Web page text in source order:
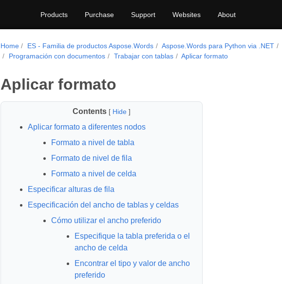
Products Purchase Support Websites About
Home ES - Familia de productos Aspose.Words Aspose.Words para Python via .NET
Programación con documentos
Trabajar con tablas Aplicar formato
Aplicar formato
Contents[ Hide ]
Aplicar formato a diferentes nodos
Formato a nivel de tabla
Formato de nivel de fila
Formato a nivel de celda
Especificar alturas de fila
Especificación del ancho de tablas y celdas
Cómo utilizar el ancho preferido
Especifique la tabla preferida o el
ancho de celda
Encontrar el tipo y valor de ancho
preferido